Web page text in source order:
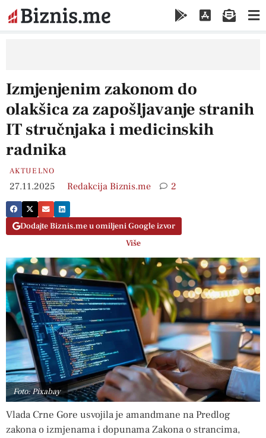
Izmjenjenim zakonom do
olakšica za zapošljavanje stranih
IT stručnjaka i medicinskih
radnika
AKTUELNO
27.11.2025 Redakcija Biznis.me 2
Dodajte Biznis.me u omiljeni Google izvor
Više
Foto: Pixabay
Vlada Crne Gore usvojila je amandmane na Predlog
zakona o izmjenama i dopunama Zakona o strancima,